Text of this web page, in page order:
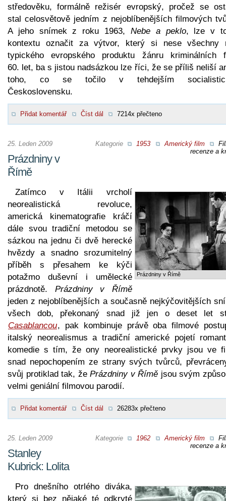
středověku, formálně režisér evropský, pročež se
stal celosvětově jedním z nejoblíbenějších filmových
A jeho snímek z roku 1963, Nebe a peklo, lze v
kontextu označit za výtvor, který si nese všechny
typického evropského produktu žánru kriminálních
60. let, ba s jistou nadsázkou lze říci, že se příliš neliší
toho, co se točilo v tehdejším
Československu.
Přidat komentář Číst dál 7214x přečteno
Kategorie 1953 Americký film
recenze a
25. Leden 2009
Prázdniny v
Římě
Prázdniny v Římě
Zatímco v Itálii vrcholí
neorealistická revoluce,
americká kinematografie kráčí
dále svou tradiční metodou se
sázkou na jednu či dvě herecké
hvězdy a snadno srozumitelný
příběh s přesahem ke kýči
potažmo duševní i umělecké
prázdnotě. Prázdniny v Římě
jeden z nejoblíbenějších a současně nejkýčovitějších
všech dob, překonaný snad již jen o deset let
Casablancou, pak kombinuje právě oba filmové
italský neorealismus a tradiční americké pojetí
komedie s tím, že ony neorealistické prvky jsou ve
snad nepochopením ze strany svých tvůrců,
svůj protiklad tak, žePrázdniny v Římě jsou svým
velmi geniální filmovou parodií.
Přidat komentář Číst dál 26283x přečteno
Kategorie 1962 Americký film
recenze a
25. Leden 2009
Stanley
Kubrick: Lolita
Pro dnešního otrlého diváka,
který si bez nějaké té odkryté